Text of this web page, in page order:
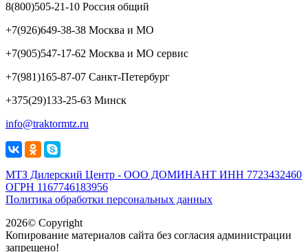
8(800)505-21-10 Россия общий
+7(926)649-38-38 Москва и МО
+7(905)547-17-62 Москва и МО сервис
+7(981)165-87-07 Санкт-Петербург
+375(29)133-25-63 Минск
info@traktormtz.ru
МТЗ Дилерский Центр - ООО ДОМИНАНТ ИНН 7723432460
ОГРН 1167746183956
Политика обработки персональных данных
2026© Copyright
Копирование материалов сайта без согласия администрации
запрещено!